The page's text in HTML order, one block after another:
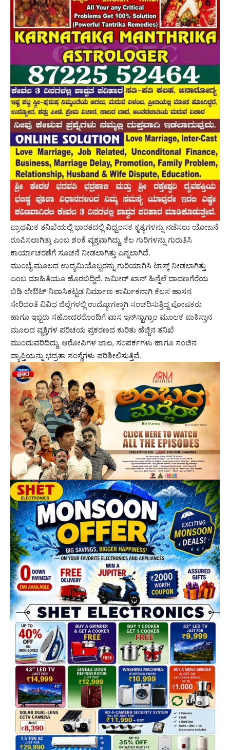
ಪ್ರಾಥಮಿಕ ತನಿಖೆಯಲ್ಲಿ ಭಾರತದಲ್ಲಿ ವಿಧ್ವಂಸಕ ಕೃತ್ಯಗಳನ್ನು ನಡೆಸಲು ಯೋಜನೆ
ರೂಪಿಸಲಾಗಿತ್ತು ಎಂಬ ಶಂಕೆ ವ್ಯಕ್ತವಾಗಿದ್ದು, ಕೆಲ ಗುರಿಗಳನ್ನು ಗುರುತಿಸಿ
ಕಾರ್ಯಾಚರಣೆಗೆ ಸೂಚನೆ ನೀಡಲಾಗಿತ್ತು ಎನ್ನಲಾಗಿದೆ.
ಮುಂಬೈ ಮೂಲದ ಉದ್ಯಮಿಯೊಬ್ಬರನ್ನು ಗುರಿಯಾಗಿಸಿ ಟಾಸ್ಕ್ ನೀಡಲಾಗಿತ್ತು
ಎಂಬ ಮಾಹಿತಿಯೂ ಹೊರಬಿದ್ದಿದೆ. ಜಮೀರ್ ಖಾನ್ ಹಿನ್ನೆಲೆ ದಾವಣಗೆರೆಯ
ಬಿಡಿ ಲೇಔಟ್ ನಿವಾಸಿಕಟ್ಟಡ ನಿರ್ಮಾಣ ಕಾರ್ಮಿಕನಾಗಿ ಕೆಲಸ ಹಾಸನ
ಸೇರಿದಂತೆ ವಿವಿಧ ಜಿಲ್ಲೆಗಳಲ್ಲಿ ಉದ್ಯೋಗಕ್ಕಾಗಿ ಸಂಚರಿಸುತ್ತಿದ್ದ ಪೋಷಕರು
ಹಾಗೂ ಇಬ್ಬರು ಸಹೋದರರೊಂದಿಗೆ ವಾಸ ಇನ್‌ಸ್ಟಾಗ್ರಾಂ ಮೂಲಕ ಪಾಕಿಸ್ತಾನ
ಮೂಲದ ವ್ಯಕ್ತಿಗಳ ಪರಿಚಯ ಪ್ರಕರಣದ ಕುರಿತು ಹೆಚ್ಚಿನ ತನಿಖೆ
ಮುಂದುವರಿದಿದ್ದು, ಆರೋಪಿಗಳ ಜಾಲ, ಸಂಪರ್ಕಗಳು ಹಾಗೂ ಸಂಚಿನ
ವ್ಯಾಪ್ತಿಯನ್ನು ಭದ್ರತಾ ಸಂಸ್ಥೆಗಳು ಪರಿಶೀಲಿಸುತ್ತಿವೆ.